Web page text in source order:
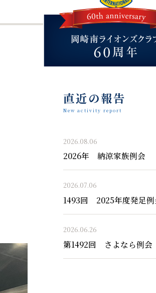
直近の報告
New activity report
2026.08.06
2026年 納涼家族例会
2026.07.06
1493回 2025年度発足例
2026.06.26
第1492回 さよなら例会